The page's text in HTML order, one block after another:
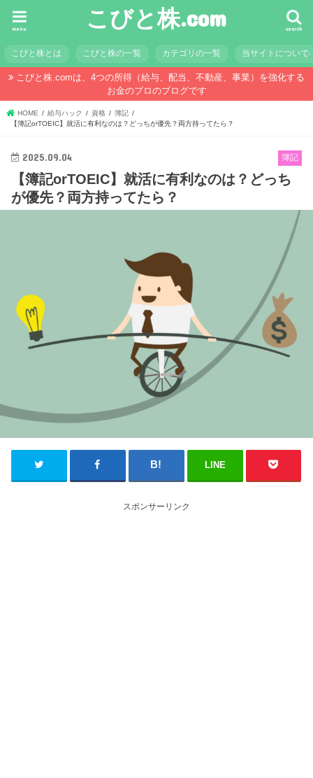
こびと株.com search
menu
こびと株とは こびと株の一覧 カテゴリの一覧 当サイトについて
こびと株.comは、4つの所得（給与、配当、不動産、事業）を強化する
お金のプロのブログです
HOME 給与ハック 資格
簿記
【簿記orTOEIC】就活に有利なのは？どっちが優先？両方持ってたら？
簿記
2025.09.04
【簿記orTOEIC】就活に有利なのは？どっち
が優先？両方持ってたら？
LINE
スポンサーリンク